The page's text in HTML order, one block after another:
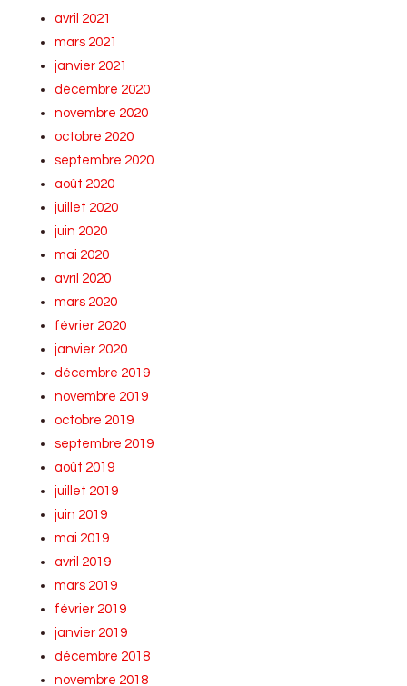
avril 2021
mars 2021
janvier 2021
décembre 2020
novembre 2020
octobre 2020
septembre 2020
août 2020
juillet 2020
juin 2020
mai 2020
avril 2020
mars 2020
février 2020
janvier 2020
décembre 2019
novembre 2019
octobre 2019
septembre 2019
août 2019
juillet 2019
juin 2019
mai 2019
avril 2019
mars 2019
février 2019
janvier 2019
décembre 2018
novembre 2018